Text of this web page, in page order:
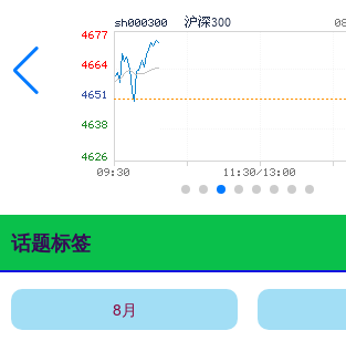
话题标签
8月